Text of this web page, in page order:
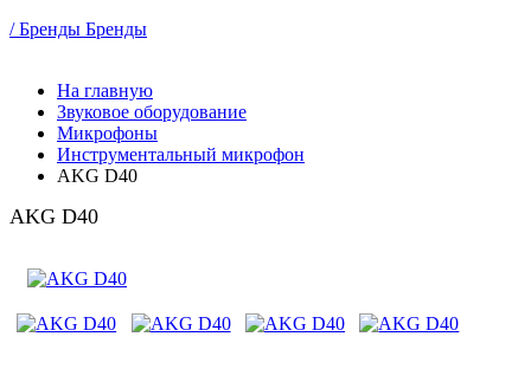
/ Бренды Бренды
На главную
Звуковое оборудование
Микрофоны
Инструментальный микрофон
AKG D40
AKG D40